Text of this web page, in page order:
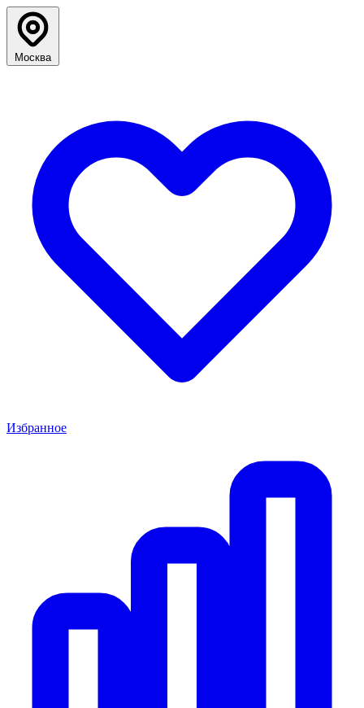
Москва
Избранное